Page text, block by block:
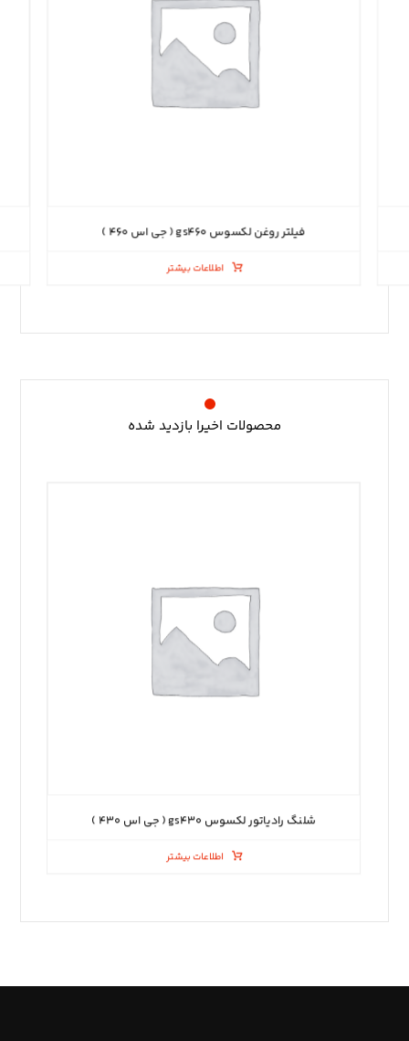
فیلتر روغن لکسوس gs۴۶۰ ( جی اس ۴۶۰ )
اطلاعات بیشتر
محصولات اخیرا بازدید شده
شلنگ رادیاتور لکسوس gs۴۳۰ ( جی اس ۴۳۰ )
اطلاعات بیشتر